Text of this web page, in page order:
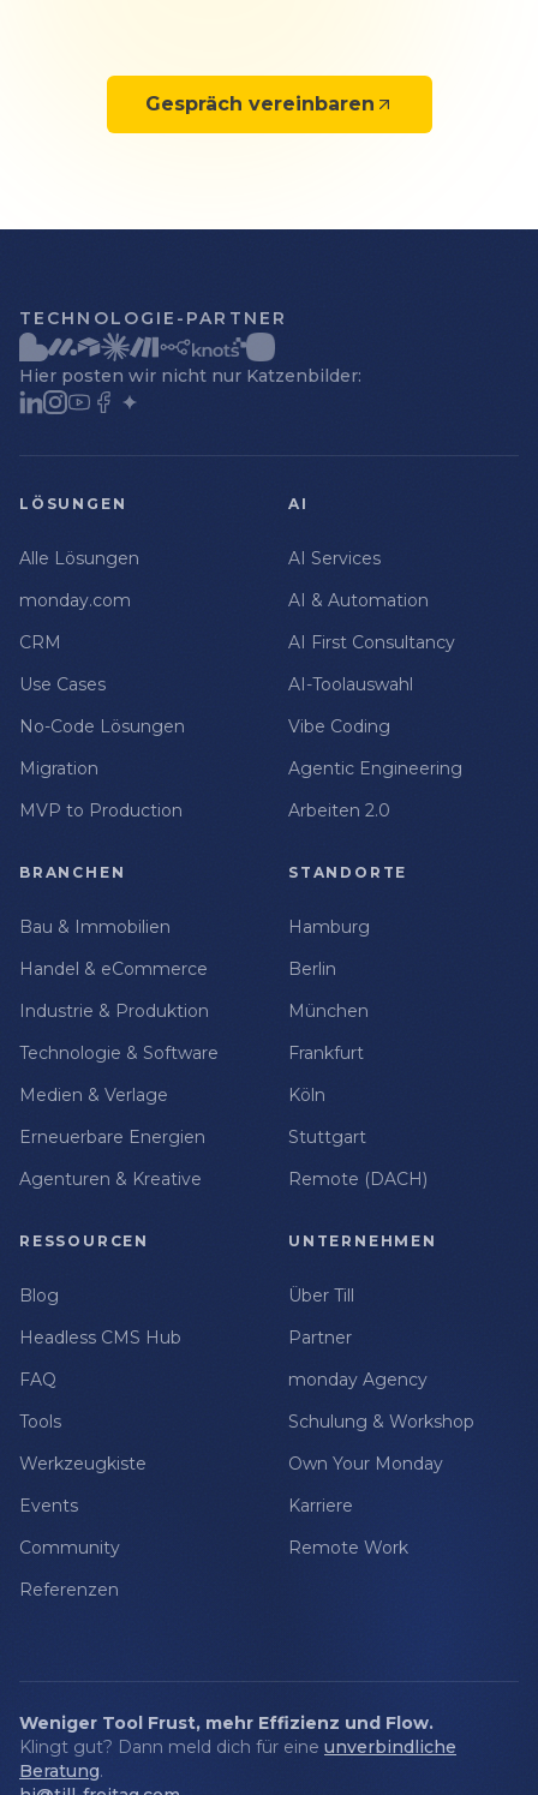
Gespräch vereinbaren
TECHNOLOGIE-PARTNER
Hier posten wir nicht nur Katzenbilder:
LÖSUNGEN
Alle Lösungen
monday.com
CRM
Use Cases
No-Code Lösungen
Migration
MVP to Production
AI
AI Services
AI & Automation
AI First Consultancy
AI-Toolauswahl
Vibe Coding
Agentic Engineering
Arbeiten 2.0
BRANCHEN
Bau & Immobilien
Handel & eCommerce
Industrie & Produktion
Technologie & Software
Medien & Verlage
Erneuerbare Energien
Agenturen & Kreative
STANDORTE
Hamburg
Berlin
München
Frankfurt
Köln
Stuttgart
Remote (DACH)
RESSOURCEN
Blog
Headless CMS Hub
FAQ
Tools
Werkzeugkiste
Events
Community
Referenzen
UNTERNEHMEN
Über Till
Partner
monday Agency
Schulung & Workshop
Own Your Monday
Karriere
Remote Work
Weniger Tool Frust, mehr Effizienz und Flow.
Klingt gut? Dann meld dich für eine unverbindliche
Beratung.